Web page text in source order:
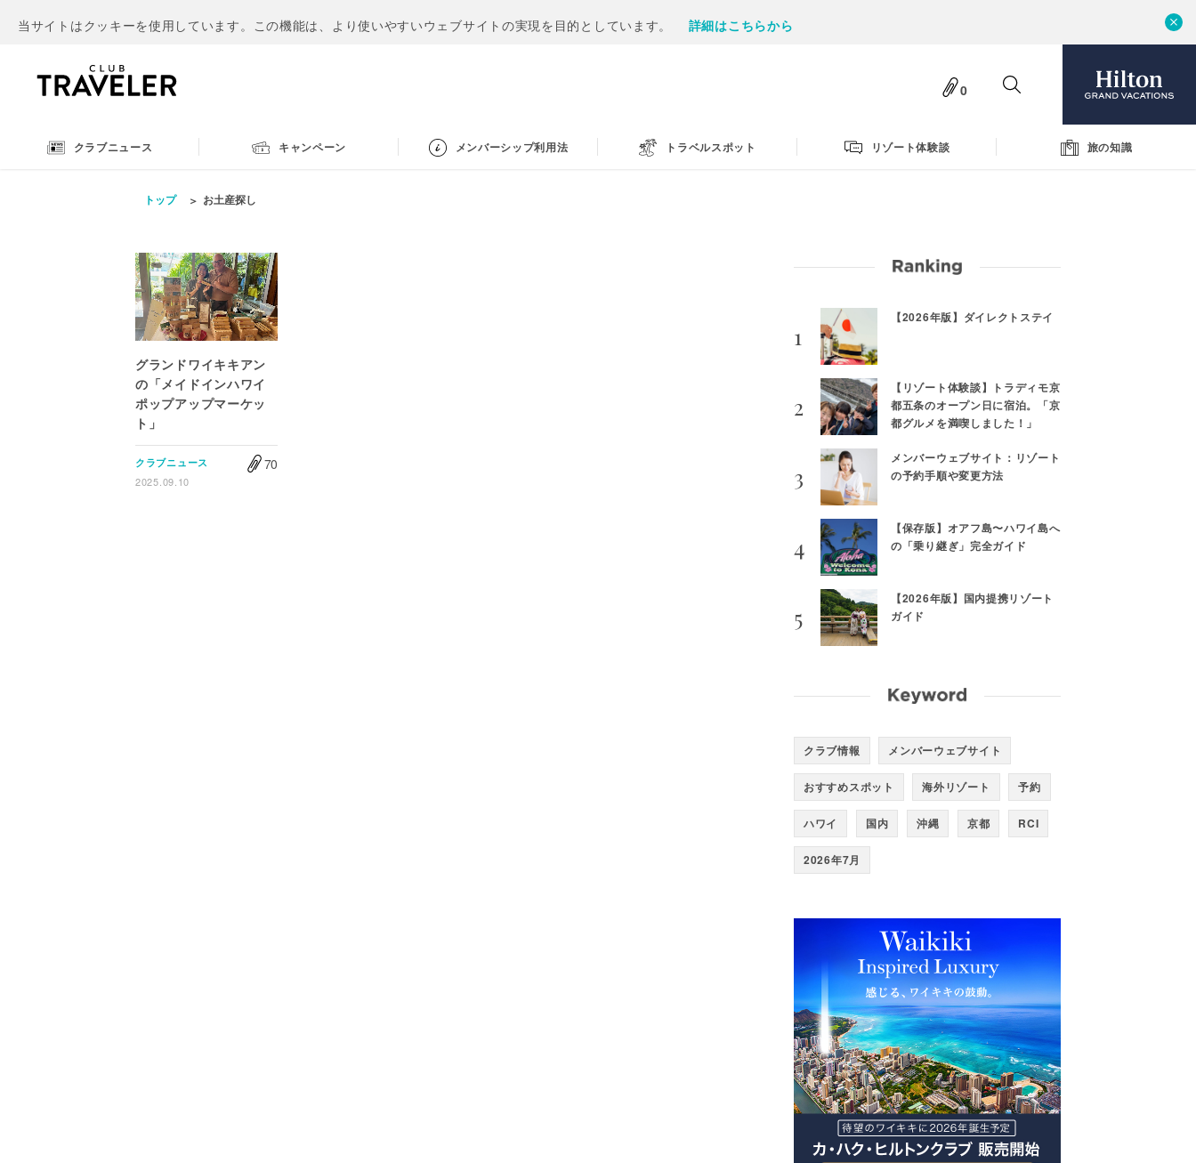
当サイトはクッキーを使用しています。この機能は、より使いやすいウェブサイトの実現を目的としています。 詳細はこちらから
0
クラブニュース キャンペーン メンバーシップ利用法 トラベルスポット リゾート体験談 旅の知識
トップ お土産探し
グランドワイキキアン
の「メイドインハワイ
ポップアップマーケッ
ト」
クラブニュース
2025.09.10
70
【2026年版】ダイレクトステイ
【リゾート体験談】トラディモ京
都五条のオープン日に宿泊。「京
都グルメを満喫しました！」
メンバーウェブサイト：リゾート
の予約手順や変更方法
【保存版】オアフ島〜ハワイ島へ
の「乗り継ぎ」完全ガイド
【2026年版】国内提携リゾート
ガイド
クラブ情報 メンバーウェブサイト
おすすめスポット 海外リゾート 予約
ハワイ 国内 沖縄 京都 RCI
2026年7月